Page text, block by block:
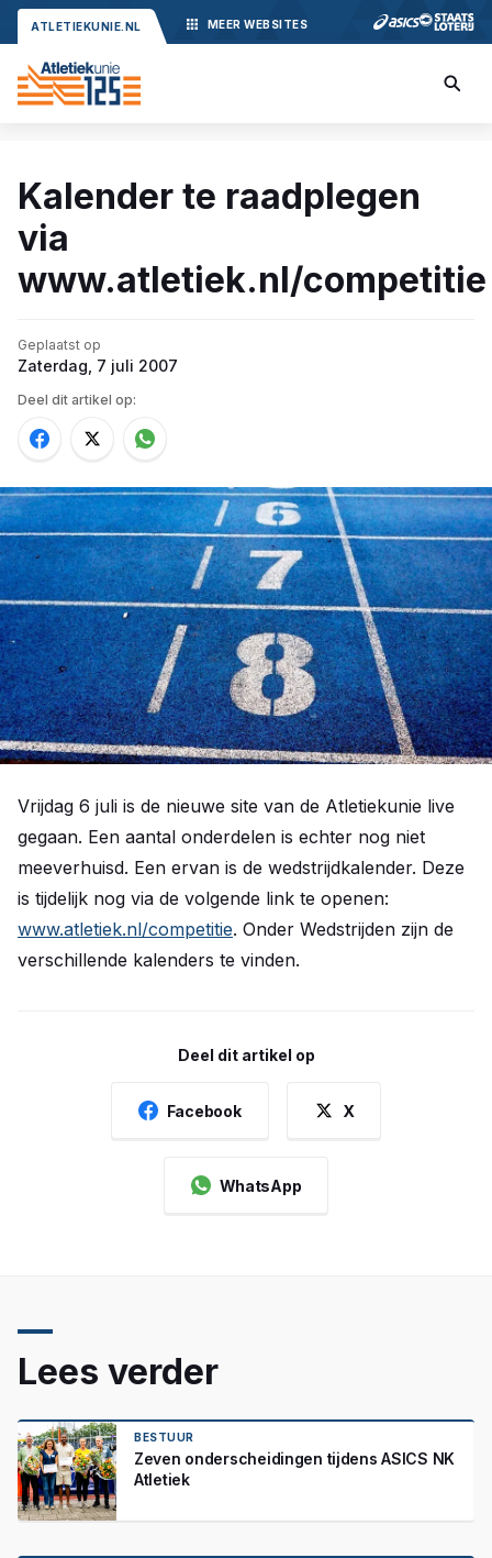
ATLETIEKUNIE.NL MEER WEBSITES
Kalender te raadplegen
via
www.atletiek.nl/competitie
Geplaatst op
Zaterdag, 7 juli 2007
Deel dit artikel op:
Vrijdag 6 juli is de nieuwe site van de Atletiekunie live
gegaan. Een aantal onderdelen is echter nog niet
meeverhuisd. Een ervan is de wedstrijdkalender. Deze
is tijdelijk nog via de volgende link te openen:
www.atletiek.nl/competitie. Onder Wedstrijden zijn de
verschillende kalenders te vinden.
Deel dit artikel op
Facebook X
WhatsApp
Lees verder
BESTUUR
Zeven onderscheidingen tijdens ASICS NK
Atletiek